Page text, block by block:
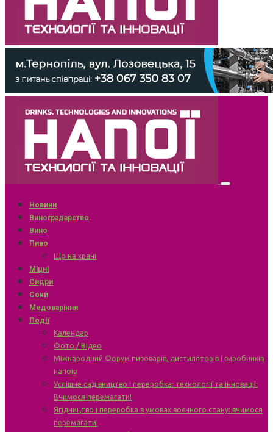
Новини
Виноградарство
Вино
Пиво
Що на крані
Міцні
Сидри
Соки
Медоваріння
Події
Календар
Фото / Відео
Міжнародний Форум пивоварів, дистиляторів і виробників
напоїв
Успішне садівництво і переробка: технології та інновації.
Вчимося перемагати!
Ягідництво і переробка в умовах воєнного стану: вчимося
перемагати!